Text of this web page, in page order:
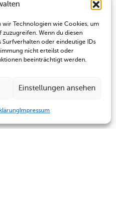
wir Technologien wie Cookies, um
Wenn du diesen
Surfverhalten oder eindeutige IDs
nicht erteilst oder
beeinträchtigt werden.
Einstellungen ansehen
Impressum